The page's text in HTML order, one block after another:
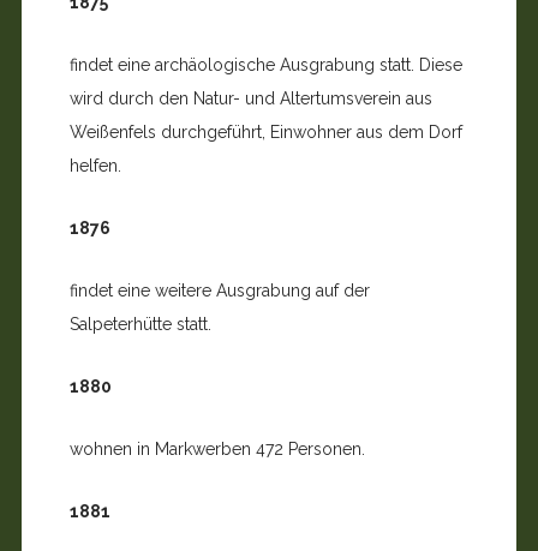
findet eine archäologische Ausgrabung statt. Diese
wird durch den Natur- und Altertumsverein aus
Weißenfels durchgeführt, Einwohner aus dem Dorf
helfen.
1876
findet eine weitere Ausgrabung auf der
Salpeterhütte statt.
1880
wohnen in Markwerben 472 Personen.
1881